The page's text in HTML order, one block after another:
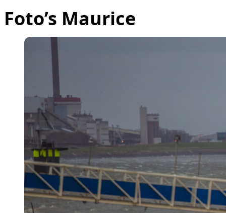
Foto’s Maurice